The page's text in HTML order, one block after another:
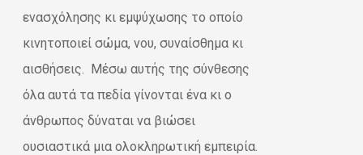
ενασχόλησης κι εμψύχωσης το οποίο
κινητοποιεί σώμα, νου, συναίσθημα κι
αισθήσεις. Μέσω αυτής της σύνθεσης
όλα αυτά τα πεδία γίνονται ένα κι ο
άνθρωπος δύναται να βιώσει
ουσιαστικά μια ολοκληρωτική εμπειρία.